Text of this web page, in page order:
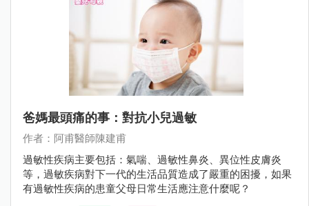
爸媽最頭痛的事：對抗小兒過敏
作者：阿甫醫師陳建甫
過敏性疾病主要包括：氣喘、過敏性鼻炎、異位性皮膚炎
等，過敏疾病對下一代的生活品質造成了嚴重的困擾，如果
有過敏性疾病的患童父母日常生活應注意什麼呢？